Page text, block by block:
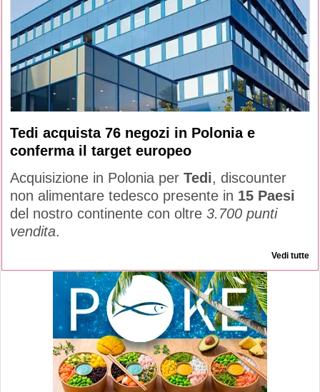
Tedi acquista 76 negozi in Polonia e
conferma il target europeo
Acquisizione in Polonia per Tedi, discounter
non alimentare tedesco presente in 15 Paesi
del nostro continente con oltre 3.700 punti
vendita.
Vedi tutte